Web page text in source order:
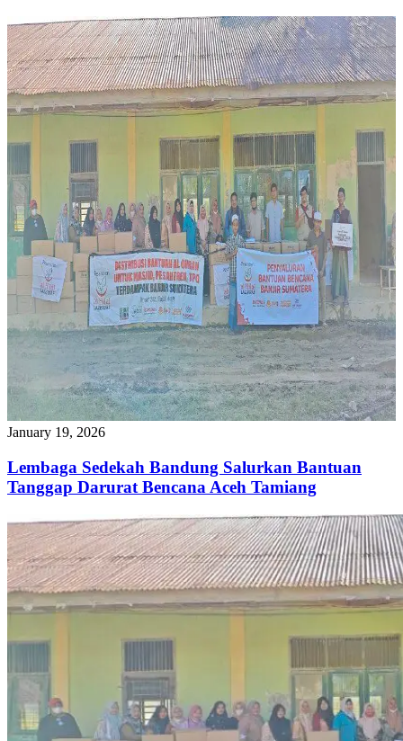
January 19, 2026
Lembaga Sedekah Bandung Salurkan Bantuan
Tanggap Darurat Bencana Aceh Tamiang